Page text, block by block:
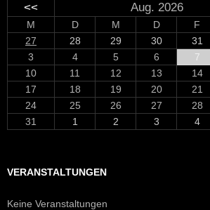
<< Aug. 2026
M D M D F
27
28 29 30 31
3
4 5 6 7
10
11 12 13 14
17
18 19 20 21
24
25 26 27 28
31
1 2 3 4
VERANSTALTUNGEN
Keine Veranstaltungen